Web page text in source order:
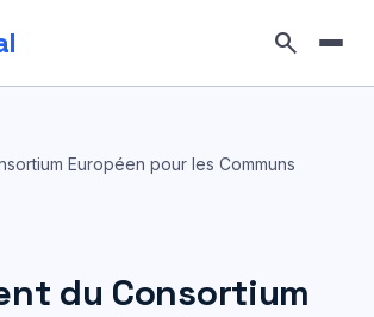
search
Européen pour les Communs
du Consortium